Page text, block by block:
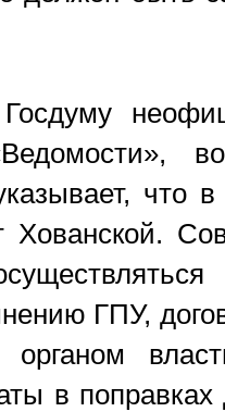
что
Хованской.
ГПУ,
органом
в